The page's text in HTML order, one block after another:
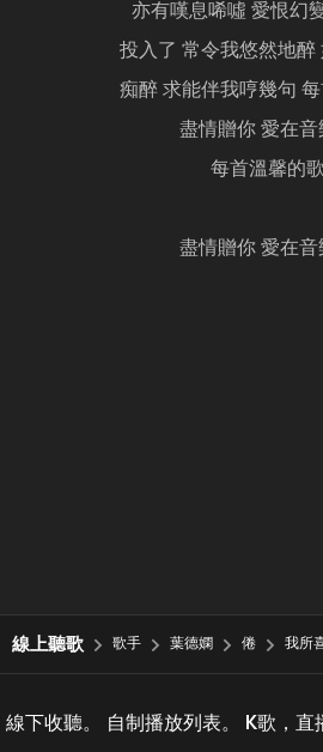
亦有嘆息唏噓 愛恨幻
投入了 常令我悠然地醉
痴醉 求能伴我哼幾句
盡情贈你 愛在音
每首溫馨的歌
盡情贈你 愛在音
線上聽歌 歌手 葉德嫻 倦 我所
線下收聽。 自制播放列表。 K歌，直